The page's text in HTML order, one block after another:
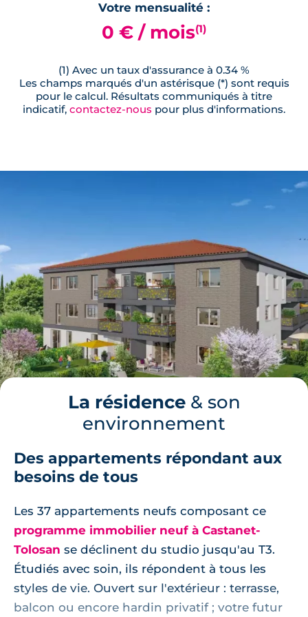
Votre mensualité :
0 € / mois(1)
(1) Avec un taux d'assurance à 0.34 %
Les champs marqués d'un astérisque (*) sont requis
pour le calcul. Résultats communiqués à titre
indicatif, contactez-nous pour plus d'informations.
La résidence& son
environnement
Des appartements répondant aux
besoins de tous
Les 37 appartements neufs composant ce
programme immobilier neuf à Castanet-
Tolosan se déclinent du studio jusqu'au T3.
Étudiés avec soin, ils répondent à tous les
styles de vie. Ouvert sur l'extérieur : terrasse,
balcon ou encore hardin privatif ; votre futur